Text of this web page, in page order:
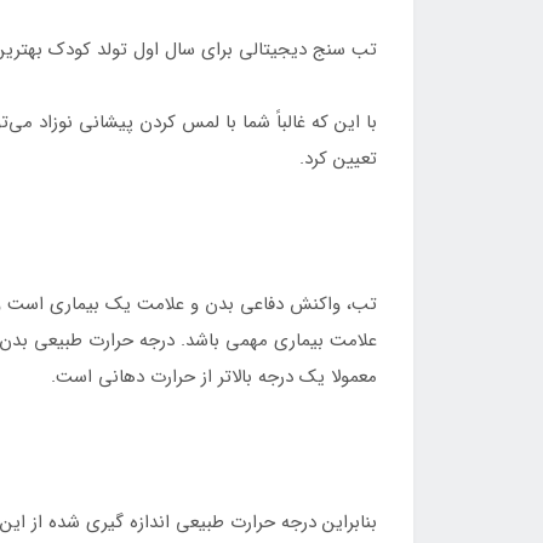
تب سنج دیجیتالی برای سال اول تولد کودک
با این که غالباً شما با لمس کردن پیشانی نوزاد
تعیین کرد.
تب، واکنش دفاعی بدن و علامت یک بیماری است
معمولا یک درجه بالاتر از حرارت دهانی است.